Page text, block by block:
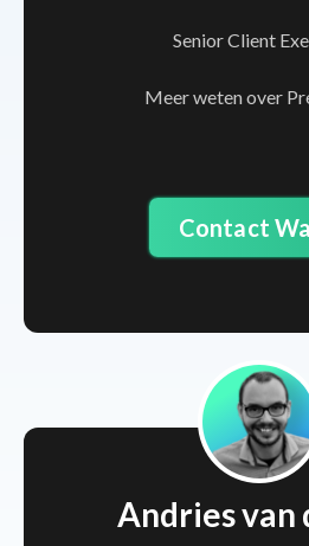
Senior Client
Meer weten over
Contact
Andries van